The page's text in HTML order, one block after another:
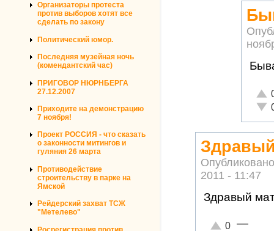
Организаторы протеста
против выборов хотят все
сделать по закону
Политический юмор.
Последняя музейная ночь
(комендантский час)
ПРИГОВОР НЮРНБЕРГА
27.12.2007
Приходите на демонстрацию
7 ноября!
Проект РОССИЯ - что сказать
о законности митингов и
гуляния 26 марта
Противодействие
строительству в парке на
Ямской
Рейдерский захват ТСЖ
"Метелево"
2011 - 11:47
Здравый
Отлично!
0 —